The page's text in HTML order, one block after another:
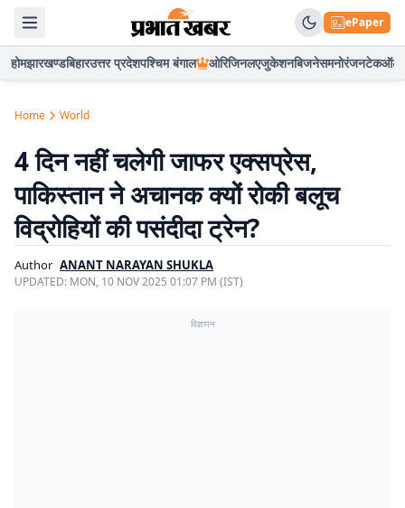
ePaper
होमझारखण्डबिहारउत्तर प्रदेशपश्चिम बंगाल ओरिजिनलएजुकेशनबिजनेसमनोरंजनटेकऑटो
Home World
4 दिन नहीं चलेगी जाफर एक्सप्रेस,
पाकिस्तान ने अचानक क्यों रोकी बलूच
विद्रोहियों की पसंदीदा ट्रेन?
Author ANANT NARAYAN SHUKLA
UPDATED: MON, 10 NOV 2025 01:07 PM (IST)
विज्ञापन